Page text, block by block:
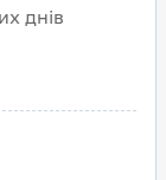
днів